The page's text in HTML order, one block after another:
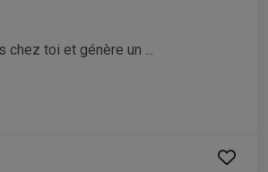
chez toi et génère un ...